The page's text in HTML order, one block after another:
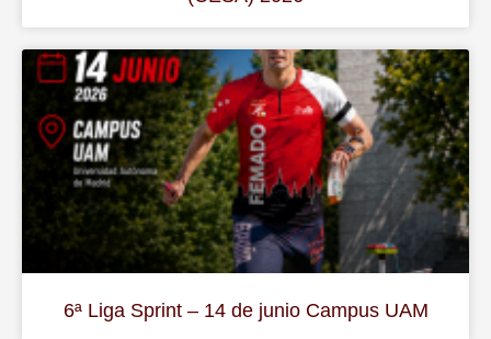
6ª Liga Sprint – 14 de junio Campus UAM